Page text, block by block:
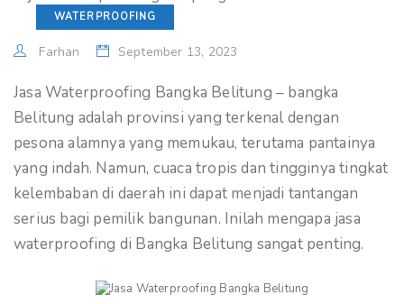
WATERPROOFING
Farhan September 13, 2023
Jasa Waterproofing Bangka Belitung – bangka
Belitung adalah provinsi yang terkenal dengan
pesona alamnya yang memukau, terutama pantainya
yang indah. Namun, cuaca tropis dan tingginya tingkat
kelembaban di daerah ini dapat menjadi tantangan
serius bagi pemilik bangunan. Inilah mengapa jasa
waterproofing di Bangka Belitung sangat penting.